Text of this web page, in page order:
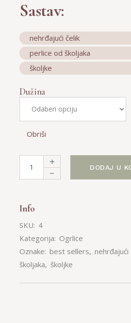
Sastav:
nehrđajući čelik
perlice od školjaka
školjke
Dužina
Obriši
Kira quantity
DODAJ U
Info
SKU: 4
Kategorija: Ogrlice
Oznake: best sellers, nehrđajući
školjaka, školjke